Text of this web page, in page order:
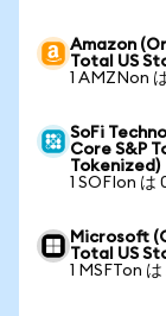
Amazon
Total US
1 AMZNon
SoFi
Core S&P
Tokenized)
1 SOFIon は
Microsoft
Total US
1 MSFTon